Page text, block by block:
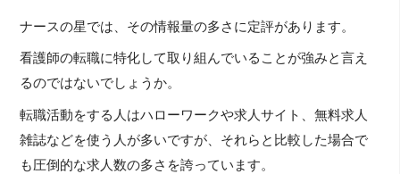
ナースの星では、その情報量の多さに定評があります。
看護師の転職に特化して取り組んでいることが強みと言え
るのではないでしょうか。
転職活動をする人はハローワークや求人サイト、無料求人
雑誌などを使う人が多いですが、それらと比較した場合で
も圧倒的な求人数の多さを誇っています。